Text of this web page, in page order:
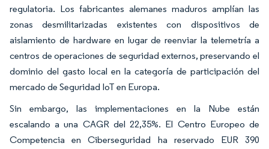
regulatoria. Los fabricantes alemanes maduros amplían las
zonas desmilitarizadas existentes con dispositivos de
aislamiento de hardware en lugar de reenviar la telemetría a
centros de operaciones de seguridad externos, preservando el
dominio del gasto local en la categoría de participación del
mercado de Seguridad IoT en Europa.
Sin embargo, las implementaciones en la Nube están
escalando a una CAGR del 22,35%. El Centro Europeo de
Competencia en Ciberseguridad ha reservado EUR 390